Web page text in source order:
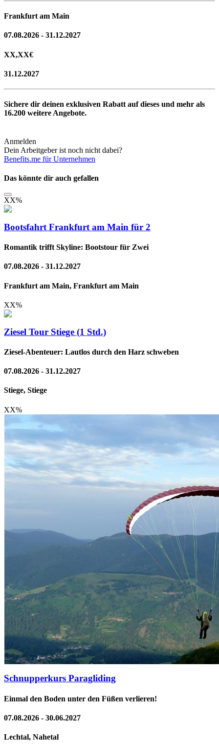
Frankfurt am Main
07.08.2026 - 31.12.2027
XX,XX€
31.12.2027
Sichere dir deinen exklusiven Rabatt auf dieses und mehr als
16.200 weitere Angebote.
Anmelden
Dein Arbeitgeber ist noch nicht dabei?
Benefits.me für Unternehmen
Das könnte dir auch gefallen
XX%
Bootsfahrt Frankfurt am Main für 2
Romantik trifft Skyline: Bootstour für Zwei
07.08.2026 - 31.12.2027
Frankfurt am Main, Frankfurt am Main
XX%
Ziesel Tour Stiege (1 Std.)
Ziesel-Abenteuer: Lautlos durch den Harz schweben
07.08.2026 - 31.12.2027
Stiege, Stiege
XX%
Schnupperkurs Paragliding
Einmal den Boden unter den Füßen verlieren!
07.08.2026 - 30.06.2027
Lechtal, Nahetal